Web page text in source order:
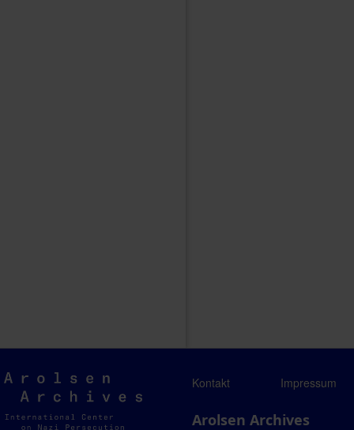
Arolsen
Archives
Kontakt Impressum
Arolsen Archives